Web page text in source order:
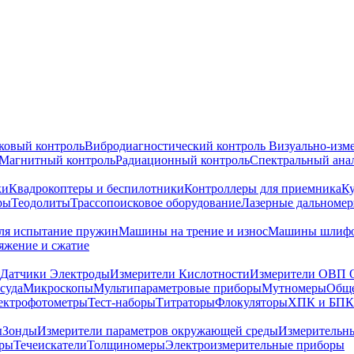
контрольВибродиагностический контроль Визуально-
контрольРадиационный контрольСпектральный
Квадрокоптеры и беспилотникиКонтроллеры для приемника
ТеодолитыТрассопоисковое оборудованиеЛазерные
испытание пружинМашины на трение и износМашины
и сжатие
Датчики ЭлектродыИзмерители КислотностиИзмерители ОВП
МикроскопыМультипараметровые приборыМутномеры
Тест-наборыТитраторыФлокуляторыХПК и БПК
ЗондыИзмерители параметров окружающей среды
ТечеискателиТолщиномерыЭлектроизмерительные приборы